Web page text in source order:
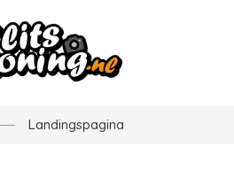
Landingspagina